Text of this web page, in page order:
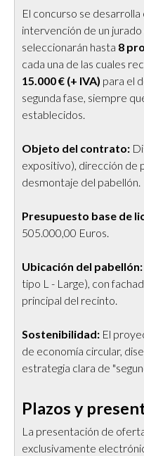
El concurso se
intervención de un jurado
seleccionarán hasta 8
cada una de las cuales
15.000 € (+ IVA) para el
segunda fase, siempre
establecidos.
Objeto del contrato:
expositivo), dirección de
desmontaje del pabellón.
Presupuesto base de
505.000,00 Euros.
Ubicación del pabellón:
tipo L - Large), con
principal del recinto.
Sostenibilidad: El
de economía circular,
estrategia clara de
Plazos y
La presentación de
exclusivamente